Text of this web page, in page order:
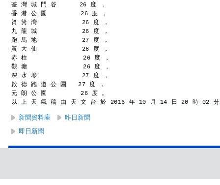
荃 灣 城 門 谷      26 度 ，
香 港 公 園         26 度 ，
筲 箕 灣            26 度 ，
九 龍 城            26 度 ，
跑 馬 地            27 度 ，
黃 大 仙            26 度 ，
赤 柱               26 度 ，
觀 塘               26 度 ，
深 水 埗            27 度 ，
啟 德 跑 道 公 園   27 度 ，
元 朗 公 園         26 度 。
以 上 天 氣 稿 由 天 文 台 於 2016 年 10 月 14 日 20 時 02
新聞資料庫
昨日新聞
即日新聞